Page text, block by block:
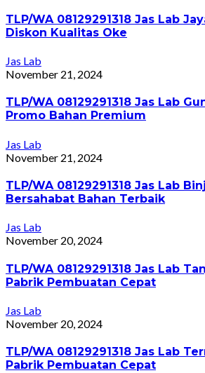
TLP/WA 08129291318 Jas Lab
Diskon Kualitas Oke
Jas Lab
November 21, 2024
TLP/WA 08129291318 Jas Lab
Promo Bahan Premium
Jas Lab
November 21, 2024
TLP/WA 08129291318 Jas Lab
Bersahabat Bahan Terbaik
Jas Lab
November 20, 2024
TLP/WA 08129291318 Jas Lab
Pabrik Pembuatan Cepat
Jas Lab
November 20, 2024
TLP/WA 08129291318 Jas Lab
Pabrik Pembuatan Cepat